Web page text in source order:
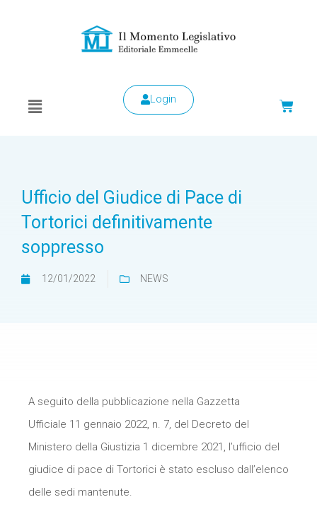
Login
Ufficio del Giudice di Pace di
Tortorici definitivamente
soppresso
12/01/2022 NEWS
A seguito della pubblicazione nella Gazzetta
Ufficiale 11 gennaio 2022, n. 7, del Decreto del
Ministero della Giustizia 1 dicembre 2021, l’ufficio del
giudice di pace di Tortorici è stato escluso dall’elenco
delle sedi mantenute.